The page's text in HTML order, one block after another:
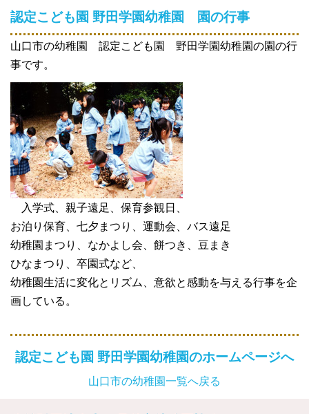
認定こども園 野田学園幼稚園 園の行事
山口市の幼稚園 認定こども園 野田学園幼稚園の園の行
事です。
入学式、親子遠足、保育参観日、
お泊り保育、七夕まつり、運動会、バス遠足
幼稚園まつり、なかよし会、餅つき、豆まき
ひなまつり、卒園式など、
幼稚園生活に変化とリズム、意欲と感動を与える行事を企
画している。
認定こども園 野田学園幼稚園のホームページへ
山口市の幼稚園一覧へ戻る